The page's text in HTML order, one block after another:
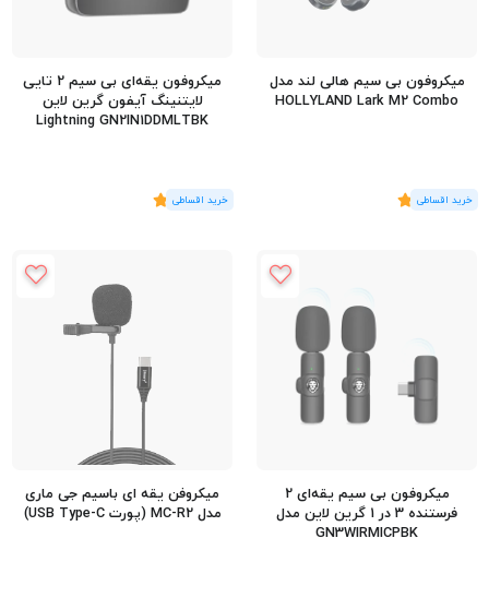
میکروفون بی سیم هالی لند مدل
HOLLYLAND Lark M2 Combo
(2 رای)
5
میکروفون یقه‌ای بی سیم 2 تایی
لایتنینگ آیفون گرین لاین
Lightning GN2IN1DDMLTBK
(2 رای)
5
میکروفون بی سیم یقه‌ای 2
فرستنده 3 در 1 گرین لاین مدل
GN3WIRMICPBK
میکروفن یقه ای باسیم جی ماری
مدل MC-R2 (پورت USB Type-C)